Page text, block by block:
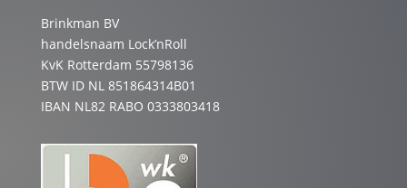
Brinkman BV
handelsnaam Lock’nRoll
KvK Rotterdam 55798136
BTW ID NL 851864314B01
IBAN NL82 RABO 0333803418